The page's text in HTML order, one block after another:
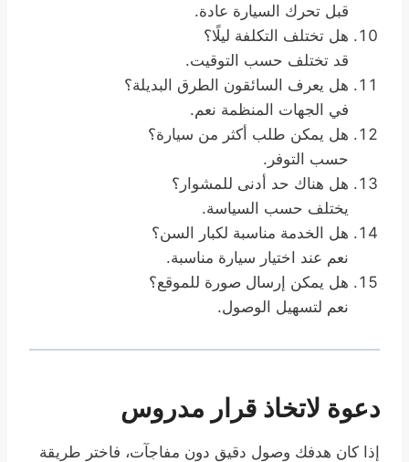
قبل تحرك السيارة عادة.
هل تختلف التكلفة ليلًا؟
قد تختلف حسب التوقيت.
هل يعرف السائقون الطرق البديلة؟
في الجهات المنظمة نعم.
هل يمكن طلب أكثر من سيارة؟
حسب التوفر.
هل هناك حد أدنى للمشوار؟
يختلف حسب السياسة.
هل الخدمة مناسبة لكبار السن؟
نعم عند اختيار سيارة مناسبة.
هل يمكن إرسال صورة للموقع؟
نعم لتسهيل الوصول.
دعوة لاتخاذ قرار مدروس
إذا كان هدفك وصول دقيق دون مفاجآت، فاختر طريقة